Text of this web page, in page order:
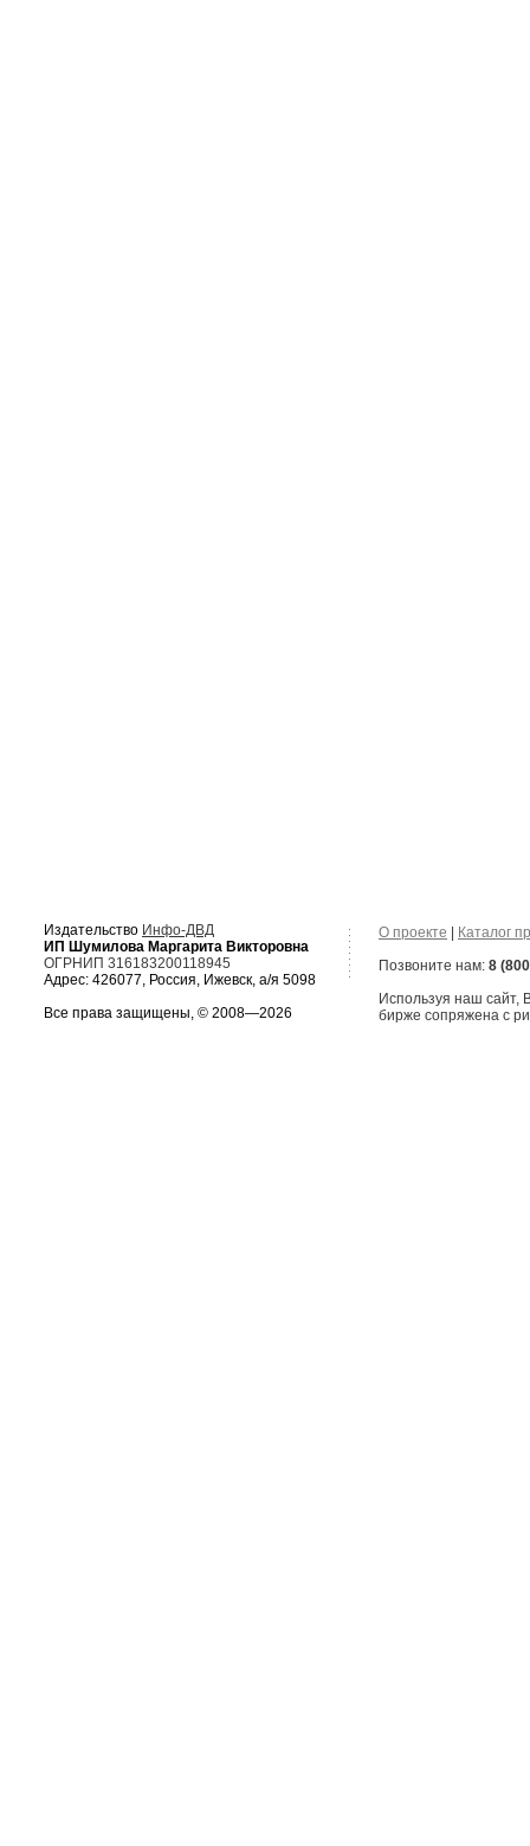
Издательство Инфо-ДВД
ИП Шумилова Маргарита Викторовна
ОГРНИП 316183200118945
Адрес: 426077, Россия, Ижевск, а/я 5098
Все права защищены, © 2008—2026
О проекте
Каталог
Позвоните нам: 8
Используя наш сайт,
бирже сопряжена с